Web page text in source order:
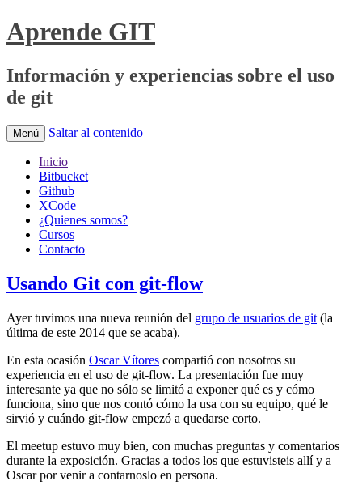
Aprende GIT
Información y experiencias sobre el uso
de git
Menú Saltar al contenido
Inicio
Bitbucket
Github
XCode
¿Quienes somos?
Cursos
Contacto
Usando Git con git-flow
Ayer tuvimos una nueva reunión del grupo de usuarios de git (la
última de este 2014 que se acaba).
En esta ocasión Oscar Vítores compartió con nosotros su
experiencia en el uso de git-flow. La presentación fue muy
interesante ya que no sólo se limitó a exponer qué es y cómo
funciona, sino que nos contó cómo la usa con su equipo, qué le
sirvió y cuándo git-flow empezó a quedarse corto.
El meetup estuvo muy bien, con muchas preguntas y comentarios
durante la exposición. Gracias a todos los que estuvisteis allí y a
Oscar por venir a contarnoslo en persona.